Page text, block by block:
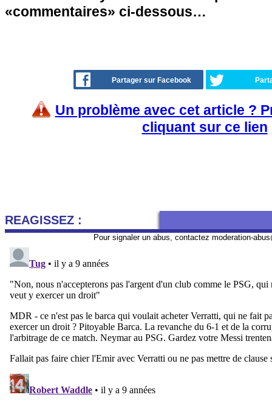
«commentaires» ci-dessous…
Partager sur Facebook
Un problème avec cet article ?
cliquant sur ce lien
REAGISSEZ :
Pour signaler un abus, contactez moderation-